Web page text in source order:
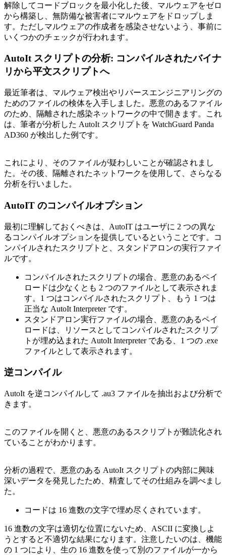
解除してコードブロックを最小化した後、マルウェアをゼロ
から構築し、無防備な被害者にマルウェアをドロップしま
す。ただしマルウェアの作成者を感染させないよう、事前に
いくつかのチェックが行われます。
AutoIt スクリプトの分析: コンパイルされたバイナ
リから平文スクリプトへ
最近筆者は、マルウェア検出やリバースエンジニアリングの
ためのファイルの検体を入手しました。悪意のあるファイル
のため、隔離された感染ネットワークの中で開きます。これ
は、筆者が分析した AutoIt スクリプトを WatchGuard Panda
AD360 が検出した例です。
これにより、そのファイルが疑わしいことが確認されまし
た。その後、隔離されたネットワークを使用して、さらなる
分析を行いました。
AutoIT のコンパイルオプション
最初に理解しておくべきは、AutoIT はユーザに 2 つの異な
るコンパイルオプションを提供しているということです。コ
ンパイルされたスクリプトと、スタンドアロンの実行ファイ
ルです。
コンパイルされたスクリプトの場合、悪意のあるペイ
ロードは少なくとも 2 つのファイルとして表示されま
す。1 つはコンパイルされたスクリプト、もう 1 つは
正当な AutoIt Interpreter です。
スタンドアロン実行ファイルの場合、悪意のあるペイ
ロードは、リソースとしてコンパイルされたスクリプ
トが埋め込まれた AutoIt Interpreter である、1 つの .exe
ファイルとして表示されます。
逆コンパイル
AutoIt を逆コンパイルして .au3 ファイルを抽出および分析で
きます。
このファイルを開くと、悪意のあるスクリプトが難読化され
ていることがわかります。
分析の過程で、悪意のある AutoIt スクリプトの内部に興味
深いデータを発見したため、精査してその仕組みを調べまし
た。
コードは 16 進数の文字で埋め尽くされています。
16 進数の文字は適切な位置にないため、ASCII に変換しよ
うとすると不適切な結果になります。注意したいのは、機能
の 1 つにより、生の 16 進数を使って別のファイルが一から